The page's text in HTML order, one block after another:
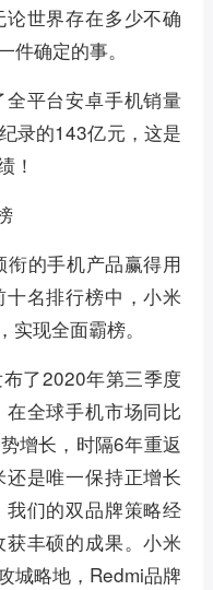
世界存在多少不确
件确定的事。
平台安卓手机销量
录的143亿元，这是
！
的手机产品赢得用
名排行榜中，小米
现全面霸榜。
了2020年第三季度
全球手机市场同比
增长，时隔6年重返
是唯一保持正增长
们的双品牌策略经
丰硕的成果。小米
城略地，Redmi品牌